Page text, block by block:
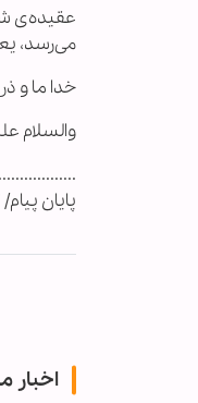
عقیده‌ی
می‌رسد،
خدا ما و
والسلام
پایان پیام/ 167
اخبار